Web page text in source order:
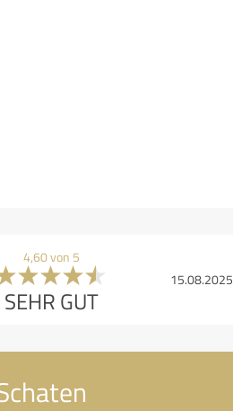
4,60 von 5
SEHR GUT
15.08.2025